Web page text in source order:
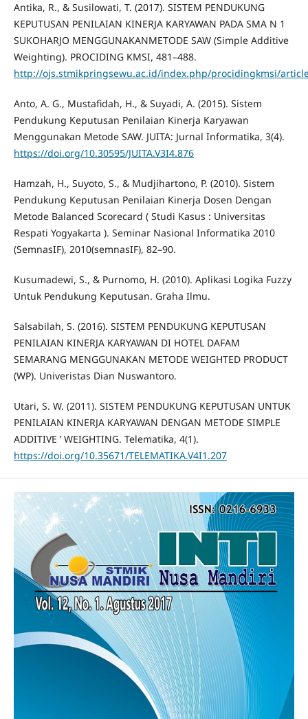
Antika, R., & Susilowati, T. (2017). SISTEM PENDUKUNG
KEPUTUSAN PENILAIAN KINERJA KARYAWAN PADA SMA N 1
SUKOHARJO MENGGUNAKANMETODE SAW (Simple Additive
Weighting). PROCIDING KMSI, 481–488.
http://ojs.stmikpringsewu.ac.id/index.php/procidingkmsi/
Anto, A. G., Mustafidah, H., & Suyadi, A. (2015). Sistem
Pendukung Keputusan Penilaian Kinerja Karyawan
Menggunakan Metode SAW. JUITA: Jurnal Informatika, 3(4).
https://doi.org/10.30595/JUITA.V3I4.876
Hamzah, H., Suyoto, S., & Mudjihartono, P. (2010). Sistem
Pendukung Keputusan Penilaian Kinerja Dosen Dengan
Metode Balanced Scorecard ( Studi Kasus : Universitas
Respati Yogyakarta ). Seminar Nasional Informatika 2010
(SemnasIF), 2010(semnasIF), 82–90.
Kusumadewi, S., & Purnomo, H. (2010). Aplikasi Logika Fuzzy
Untuk Pendukung Keputusan. Graha Ilmu.
Salsabilah, S. (2016). SISTEM PENDUKUNG KEPUTUSAN
PENILAIAN KINERJA KARYAWAN DI HOTEL DAFAM
SEMARANG MENGGUNAKAN METODE WEIGHTED PRODUCT
(WP). Univeristas Dian Nuswantoro.
Utari, S. W. (2011). SISTEM PENDUKUNG KEPUTUSAN UNTUK
PENILAIAN KINERJA KARYAWAN DENGAN METODE SIMPLE
ADDITIVE ’ WEIGHTING. Telematika, 4(1).
https://doi.org/10.35671/TELEMATIKA.V4I1.207